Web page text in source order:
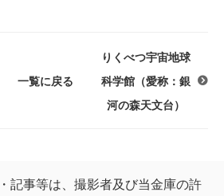
一覧に戻る
りくべつ宇宙地球
科学館（愛称：銀
河の森天文台）
記事等は、撮影者及び当金庫の許